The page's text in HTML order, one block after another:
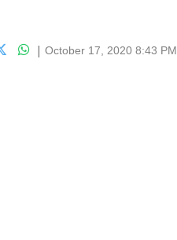
October 17, 2020 8:43 PM
|